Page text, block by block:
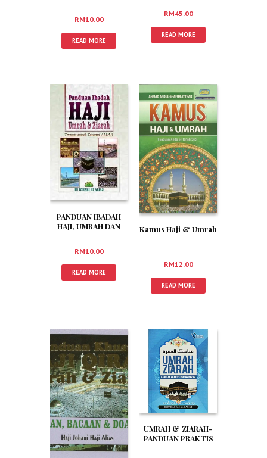
RM10.00
READ MORE
RM45.00
READ MORE
PANDUAN IBADAH
HAJI, UMRAH DAN
RM10.00
READ MORE
Kamus Haji & Umrah
RM12.00
READ MORE
UMRAH & ZIARAH-
PANDUAN PRAKTIS